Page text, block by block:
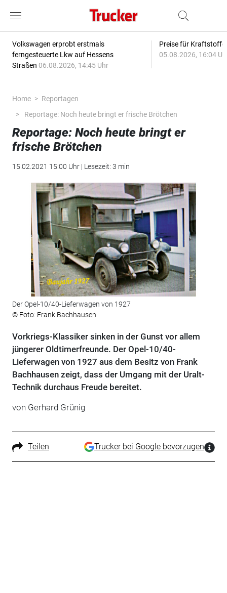
Volkswagen erprobt erstmals
ferngesteuerte Lkw auf Hessens
Straßen 06.08.2026, 14:45 Uhr
Preise für
05.08.2026, 16:04
Home
Reportagen
Reportage: Noch heute bringt er frische Brötchen
Reportage: Noch heute bringt er
frische Brötchen
15.02.2021 15:00 Uhr | Lesezeit: 3 min
Der Opel-10/40-Lieferwagen von 1927
© Foto: Frank Bachhausen
Vorkriegs-Klassiker sinken in der Gunst vor allem
jüngerer Oldtimerfreunde. Der Opel-10/40-
Lieferwagen von 1927 aus dem Besitz von Frank
Bachhausen zeigt, dass der Umgang mit der Uralt-
Technik durchaus Freude bereitet.
von Gerhard Grünig
Teilen Trucker bei Google bevorzugen